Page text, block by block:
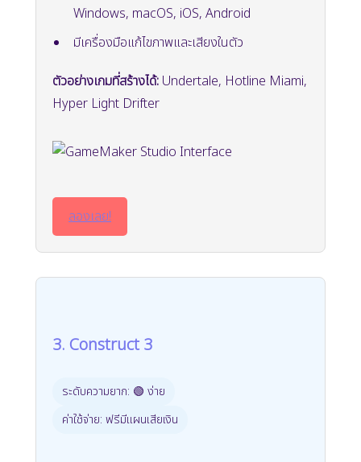
Windows, macOS, iOS, Android
มีเครื่องมือแก้ไขภาพและเสียงในตัว
ตัวอย่างเกมที่สร้างได้: Undertale, Hotline Miami,
Hyper Light Drifter
ลองเลย!
3. Construct 3
ระดับความยาก: 🟢 ง่าย
ค่าใช้จ่าย: ฟรีมีแผนเสียเงิน